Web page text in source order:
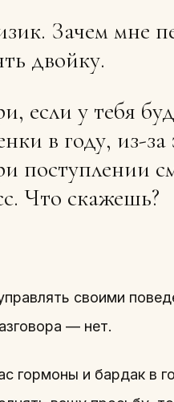
Зачем мне
двойку.
если у тебя
в году, из-за
поступлении
Что скажешь?
своими
— нет.
гормоны и бардак в